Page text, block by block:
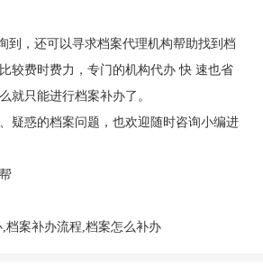
到，还可以寻求档案代理机构帮助找到档
较费时费力， 专门的机构代办 快 速也省
就只能进行档案补办了。
疑惑的档案问题，也欢迎随时咨询小编进
档案补办流程,档案怎么补办